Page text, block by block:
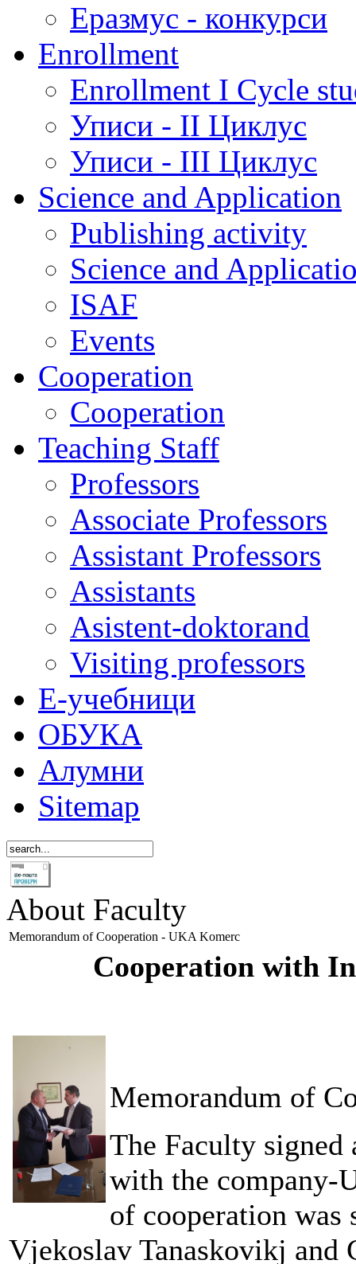
Еразмус - конкурси
Enrollment
Enrollment I Cycle
Уписи - II Циклус
Уписи - III Циклус
Science and Application
Publishing activity
Science and
ISAF
Events
Cooperation
Cooperation
Teaching Staff
Professors
Associate Professors
Assistant Professors
Assistants
Asistent-doktorand
Visiting professors
Е-учебници
ОБУКА
Алумни
Sitemap
About Faculty
Memorandum of Cooperation - UKA Komerc
Cooperation with
Memorandum of
The Faculty signed
with the company-
of cooperation was
Vjekoslav Tanaskovikj and